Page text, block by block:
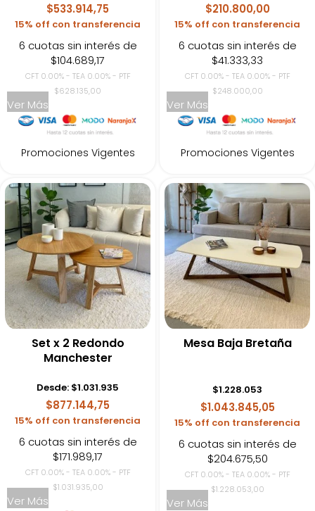
$533.914,75
15% off con transferencia
6 cuotas sin interés de
$104.689,17
CFT 0.00% - TEA 0.00% - PTF
$628.135,00
Ver Más
Promociones Vigentes
$210.800,00
15% off con transferencia
6 cuotas sin interés de
$41.333,33
CFT 0.00% - TEA 0.00% - PTF
$248.000,00
Ver Más
Promociones Vigentes
Set x 2 Redondo
Manchester
Desde: $1.031.935
$877.144,75
15% off con transferencia
6 cuotas sin interés de
$171.989,17
CFT 0.00% - TEA 0.00% - PTF
$1.031.935,00
Ver Más
Mesa Baja Bretaña
$1.228.053
$1.043.845,05
15% off con transferencia
6 cuotas sin interés de
$204.675,50
CFT 0.00% - TEA 0.00% - PTF
$1.228.053,00
Ver Más